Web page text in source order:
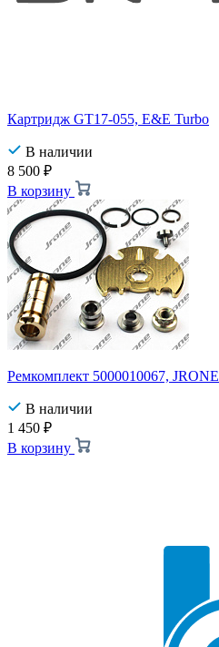
Картридж GT17-055, E&E Turbo
В наличии
8 500 ₽
В корзину
Ремкомплект 5000010067, JRONE
В наличии
1 450 ₽
В корзину